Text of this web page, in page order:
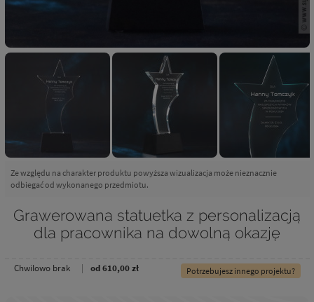
Ze względu na charakter produktu powyższa wizualizacja może nieznacznie
odbiegać od wykonanego przedmiotu.
Grawerowana statuetka z personalizacją
dla pracownika na dowolną okazję
Chwilowo brak od 610,00 zł Potrzebujesz innego projektu?